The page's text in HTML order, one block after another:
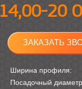
14,00-20
ЗАКАЗАТЬ
Ширина профиля:
Посадочный